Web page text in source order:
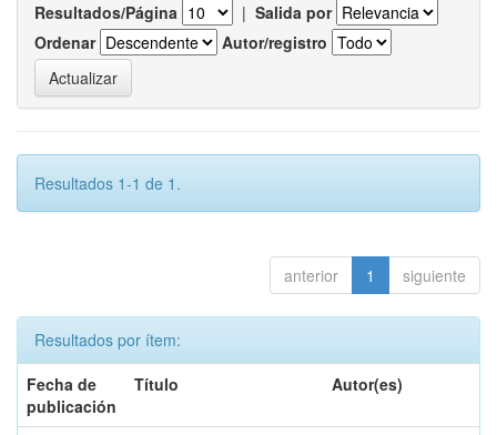
Resultados/Página | Salida por
Ordenar
Autor/registro
Resultados 1-1 de 1.
anterior 1 siguiente
Resultados por ítem:
Fecha de
publicación
Título Autor(es)